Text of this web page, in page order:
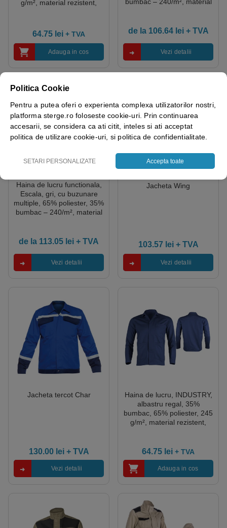
g/m², material rezistent,
64.75 lei + TVA
Adauga in cos
de la 106.64 lei+ TVA
Vezi detalii
Haina de lucru functionala,
Escala, gri, cu buzunare
multiple, 65% poliester, 35%
bumbac – 240/m², material
de la 113.05 lei + TVA
Vezi detalii
Jacheta Wing
103.57 lei+ TVA
Vezi detalii
Jacheta tercot Char
130.00 lei+ TVA
Vezi detalii
Haina de lucru, INDUSTRY,
albastru regal, 35%
bumbac, 65% poliester, 245
g/m², material rezistent,
64.75 lei + TVA
Adauga in cos
Politica Cookie
Pentru a putea oferi o experienta complexa utilizatorilor nostri,
platforma sterge.ro foloseste cookie-uri. Prin continuarea
accesarii, se considera ca ati citit, inteles si ati acceptat
politica de utilizare cookie-uri, si politica de confidentialitate.
SETARI PERSONALIZATE Accepta toate